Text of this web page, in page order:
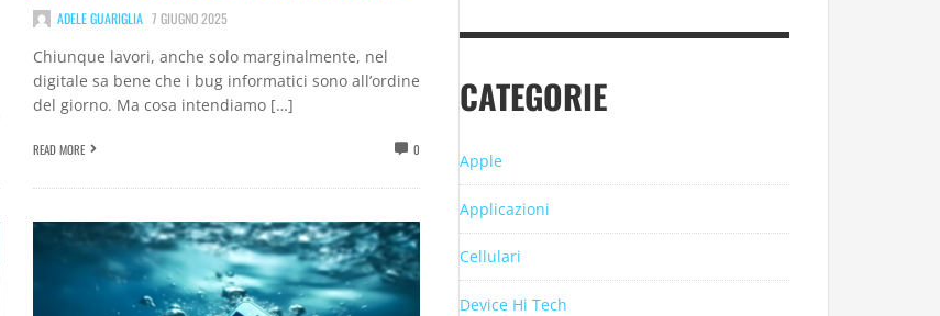
ADELE GUARIGLIA 7 GIUGNO 2025
Chiunque lavori, anche solo marginalmente, nel
digitale sa bene che i bug informatici sono all’ordine
del giorno. Ma cosa intendiamo […]
READ MORE 0
CATEGORIE
Apple
Applicazioni
Cellulari
Device Hi Tech